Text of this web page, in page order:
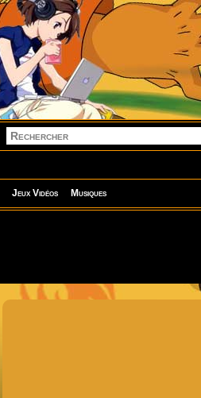
Jeux Vidéos Musiques